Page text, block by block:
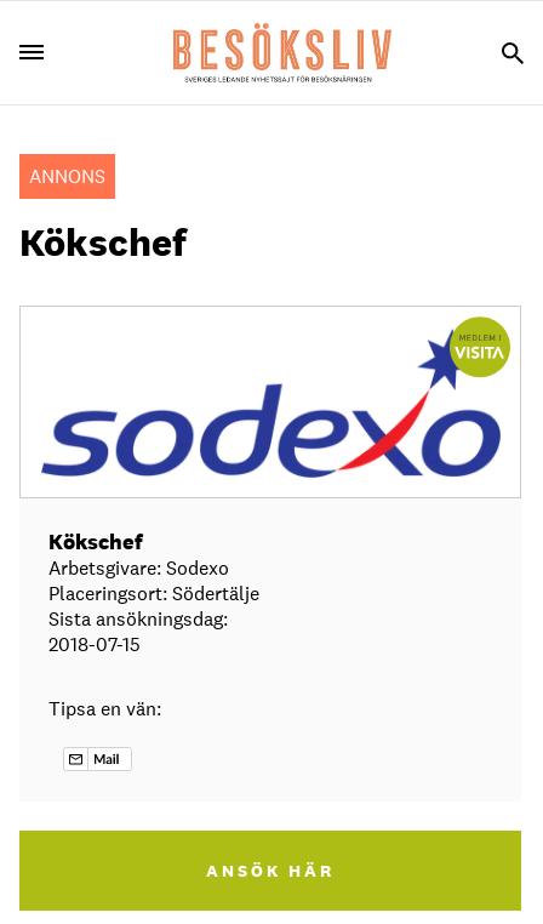
ANNONS
Kökschef
Kökschef
Arbetsgivare: Sodexo
Placeringsort: Södertälje
Sista ansökningsdag:
2018-07-15
Tipsa en vän:
ANSÖK HÄR